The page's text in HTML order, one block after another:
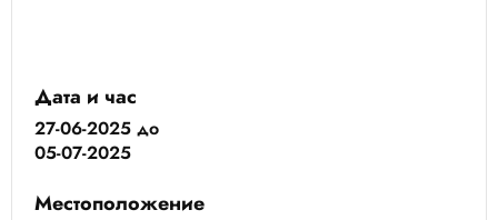
Дата и час
27-06-2025 до
05-07-2025
Местоположение